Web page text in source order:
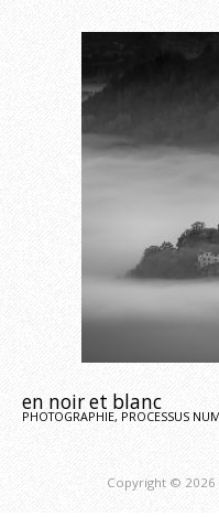
en noir et blanc
PHOTOGRAPHIE, PROCESSUS
Copyright © 2026